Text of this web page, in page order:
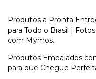
Produtos a Pronta
para Todo o Brasil |
com Mymos.
Produtos Embalados
para que Chegue